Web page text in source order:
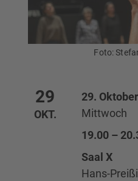
Foto:
29
OKT.
29.
Mittwoch
19.00 –
Saal X
Hans-